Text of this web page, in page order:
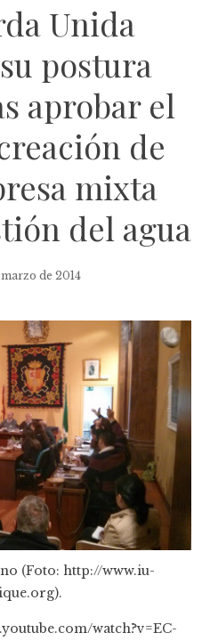
Unida
postura
aprobar el
de
mixta
del agua
marzo de 2014
(Foto: http://www.iu-
watch?v=EC-